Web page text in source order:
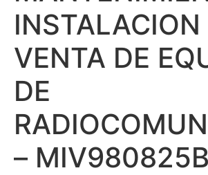
INSTALACION
VENTA DE
DE
–